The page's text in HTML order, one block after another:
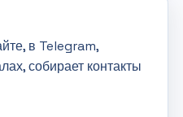
в Telegram,
собирает контакты